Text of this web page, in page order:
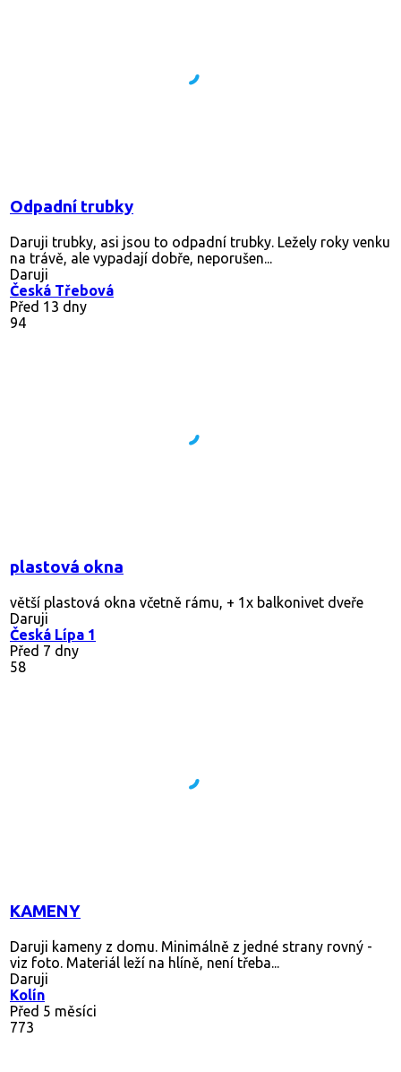
Odpadní trubky
Daruji trubky, asi jsou to odpadní trubky. Ležely roky venku
na trávě, ale vypadají dobře, neporušen...
Daruji
Česká Třebová
Před 13 dny
94
plastová okna
větší plastová okna včetně rámu, + 1x balkonivet dveře
Daruji
Česká Lípa 1
Před 7 dny
58
KAMENY
Daruji kameny z domu. Minimálně z jedné strany rovný -
viz foto. Materiál leží na hlíně, není třeba...
Daruji
Kolín
Před 5 měsíci
773